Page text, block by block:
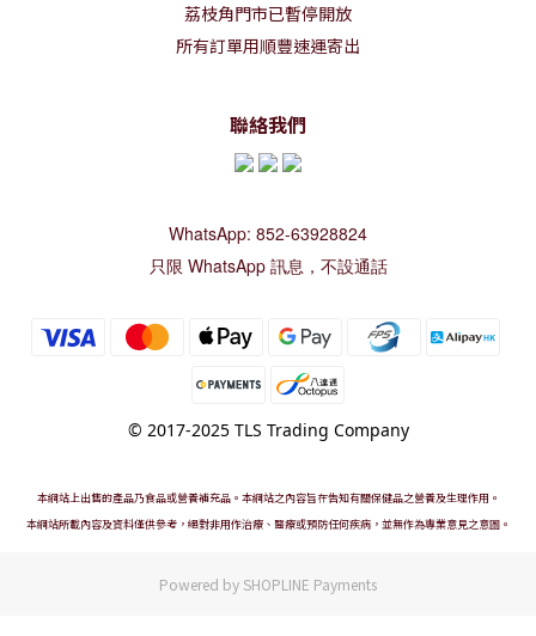
荔枝角門市已暫停開放
所有訂單用順豐速運寄出
聯絡我們
WhatsApp: 852-63928824
只限 WhatsApp 訊息，不設通話
© 2017-2025 TLS Trading Company
本網站上出售的產品乃食品或營養補充品。本網站之內容旨在告知有關保健品之營養及生理作用。
本網站所載內容及資料僅供參考，絕對非用作治療、醫療或預防任何疾病，並無作為專業意見之意圖。
Powered by SHOPLINE Payments